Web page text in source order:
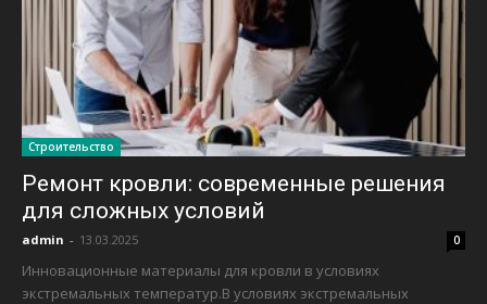
Строительство
Ремонт кровли: современные решения
для сложных условий
admin - 13.03.2025 0
Инновационные материалы для кровли в условиях
экстремальных температур.В условиях экстремальных